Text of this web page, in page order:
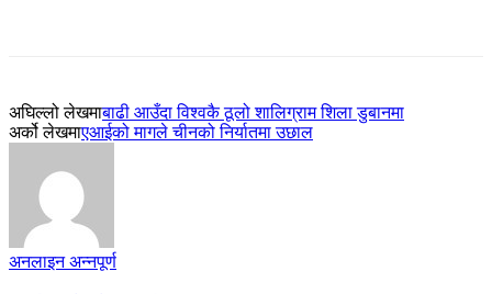
अघिल्लो लेखमाबाढी आउँदा विश्वकै ठूलो शालिग्राम शिला डुबानमा
अर्को लेखमाएआईको मागले चीनको निर्यातमा उछाल
अनलाइन अन्नपूर्ण